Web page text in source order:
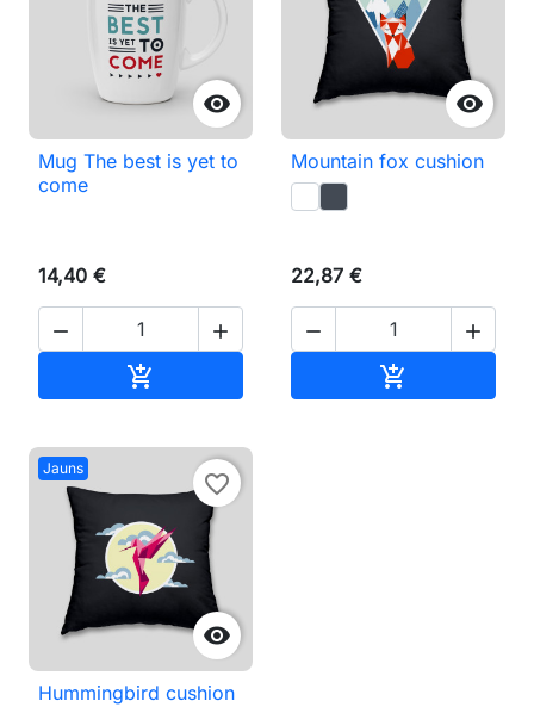

Mug The best is yet to
come
14,40 €
 


Mountain fox cushion
22,87 €
 

Jauns

favorite_border
Hummingbird cushion